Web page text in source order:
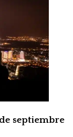
septiembre